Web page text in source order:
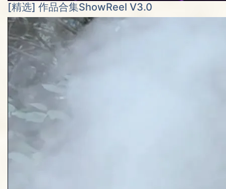
[精选] 作品合集ShowReel V3.0